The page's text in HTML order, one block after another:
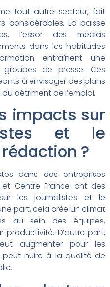
tout autre secteur, fait
considérables. La baisse
l’essor des médias
dans les habitudes
entraînent une
de presse. Ces
à envisager des plans
détriment de l’emploi.
impacts sur
et le
?
dans des entreprises
Centre France ont des
les journalistes et le
part, cela crée un climat
au sein des équipes,
D’autre part,
augmenter pour les
peut nuire à la qualité de